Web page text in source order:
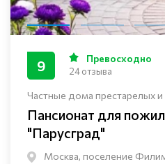
Частные дома престарелых и
Пансионат для
"Парусград"
Москва, поселение
9 Превосходно
24 отзыва